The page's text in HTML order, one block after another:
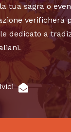
tua sagra o
verificherà
dedicato a